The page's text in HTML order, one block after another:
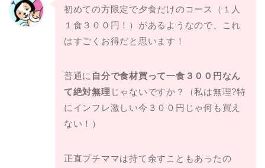
初めての方限定で夕食だけのコース（１人
１食３００円！）があるようなので、これ
はすごくお得だと思います！
普通に 自分で食材買って一食３００円なん
て絶対無理 じゃないですか？（私は無理?特
にインフレ激しい今３００円じゃ何も買え
ない！）
正直プチママは持て余すこともあったの